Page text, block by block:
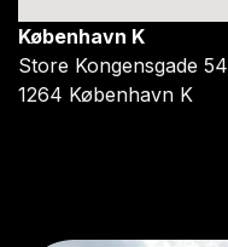
København K
Store Kongensgade 54
1264 København K